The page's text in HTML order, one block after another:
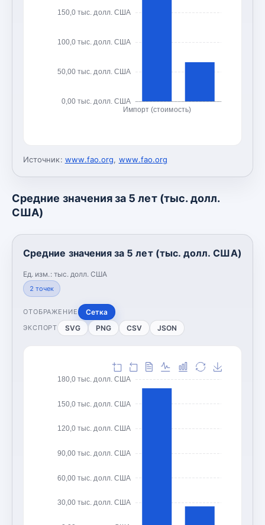
0,00 тыс. долл. США
50,00 тыс. долл. США
100,0 тыс. долл. США
150,0 тыс. долл. США
Импорт (стоимость)
Источник: www.fao.org, www.fao.org
Средние значения за 5 лет (тыс. долл.
США)
Средние значения за 5 лет (тыс. долл. США)
Ед. изм.: тыс. долл. США
2 точек
ОТОБРАЖЕНИЕ Сетка
ЭКСПОРТ SVG PNG CSV JSON
30,00 тыс. долл. США
60,00 тыс. долл. США
90,00 тыс. долл. США
120,0 тыс. долл. США
150,0 тыс. долл. США
180,0 тыс. долл. США